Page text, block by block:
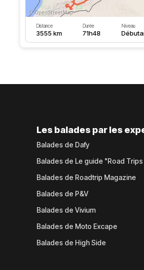
Distance
3555 km
Durée
71h48
Niveau
Les balades par les
Balades de Dafy
Balades de Le guide "Road
Balades de Roadtrip Magazine
Balades de P&V
Balades de Vivium
Balades de Moto Excape
Balades de High Side